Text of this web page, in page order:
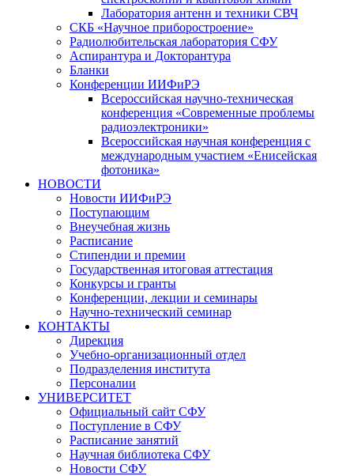
Лаборатория антенн и техники СВЧ
СКБ «Научное приборостроение»
Радиолюбительская лаборатория СФУ
Аспирантура и Докторантура
Бланки
Конференции ИИФиРЭ
Всероссийская научно-техническая
конференция «Современные проблемы
радиоэлектроники»
Всероссийская научная конференция с
международным участием «Енисейская
фотоника»
НОВОСТИ
Новости ИИФиРЭ
Поступающим
Внеучебная жизнь
Расписание
Стипендии и премии
Государственная итоговая аттестация
Конкурсы и гранты
Конференции, лекции и семинары
Научно-технический семинар
КОНТАКТЫ
Дирекция
Учебно-организационный отдел
Подразделения института
Персоналии
УНИВЕРСИТЕТ
Официальный сайт СФУ
Поступление в СФУ
Расписание занятий
Научная библиотека СФУ
Новости СФУ